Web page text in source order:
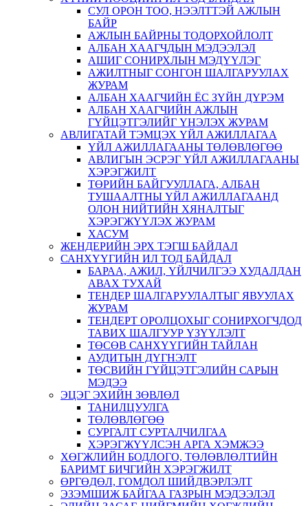
СУЛ ОРОН ТОО, НЭЭЛТТЭЙ АЖЛЫН
БАЙР
АЖЛЫН БАЙРНЫ ТОДОРХОЙЛОЛТ
АЛБАН ХААГЧДЫН МЭДЭЭЛЭЛ
АШИГ СОНИРХЛЫН МЭДҮҮЛЭГ
АЖИЛТНЫГ СОНГОН ШАЛГАРУУЛАХ
ЖУРАМ
АЛБАН ХААГЧИЙН ЁС ЗҮЙН ДҮРЭМ
АЛБАН ХААГЧИЙН АЖЛЫН
ГҮЙЦЭТГЭЛИЙГ ҮНЭЛЭХ ЖУРАМ
АВЛИГАТАЙ ТЭМЦЭХ ҮЙЛ АЖИЛЛАГАА
ҮЙЛ АЖИЛЛАГААНЫ ТӨЛӨВЛӨГӨӨ
АВЛИГЫН ЭСРЭГ ҮЙЛ АЖИЛЛАГААНЫ
ХЭРЭГЖИЛТ
ТӨРИЙН БАЙГУУЛЛАГА, АЛБАН
ТУШААЛТНЫ ҮЙЛ АЖИЛЛАГААНД
ОЛОН НИЙТИЙН ХЯНАЛТЫГ
ХЭРЭГЖҮҮЛЭХ ЖУРАМ
ХАСУМ
ЖЕНДЕРИЙН ЭРХ ТЭГШ БАЙДАЛ
САНХҮҮГИЙН ИЛ ТОД БАЙДАЛ
БАРАА, АЖИЛ, ҮЙЛЧИЛГЭЭ ХУДАЛДАН
АВАХ ТУХАЙ
ТЕНДЕР ШАЛГАРУУЛАЛТЫГ ЯВУУЛАХ
ЖУРАМ
ТЕНДЕРТ ОРОЛЦОХЫГ СОНИРХОГЧДОД
ТАВИХ ШАЛГУУР ҮЗҮҮЛЭЛТ
ТӨСӨВ САНХҮҮГИЙН ТАЙЛАН
АУДИТЫН ДҮГНЭЛТ
ТӨСВИЙН ГҮЙЦЭТГЭЛИЙН САРЫН
МЭДЭЭ
ЭЦЭГ ЭХИЙН ЗӨВЛӨЛ
ТАНИЛЦУУЛГА
ТӨЛӨВЛӨГӨӨ
СУРГАЛТ СУРТАЛЧИЛГАА
ХЭРЭГЖҮҮЛСЭН АРГА ХЭМЖЭЭ
ХӨГЖЛИЙН БОДЛОГО, ТӨЛӨВЛӨЛТИЙН
БАРИМТ БИЧГИЙН ХЭРЭГЖИЛТ
ӨРГӨДӨЛ, ГОМДОЛ ШИЙДВЭРЛЭЛТ
ЭЗЭМШИЖ БАЙГАА ГАЗРЫН МЭДЭЭЛЭЛ